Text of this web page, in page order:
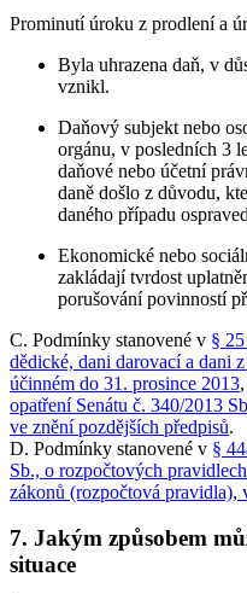
Prominutí úroku z prodlení a
Byla uhrazena daň, v
vznikl.
Daňový subjekt nebo
orgánu, v posledních 3
daňové nebo účetní
daně došlo z důvodu,
daného případu
Ekonomické nebo
zakládají tvrdost
porušování povinností
C. Podmínky stanovené v §
dědické, dani darovací a dani
účinném do 31. prosince 2013
opatření Senátu č. 340/2013
ve znění pozdějších předpisů.
D. Podmínky stanovené v §
Sb., o rozpočtových
zákonů (rozpočtová pravidla),
7. Jakým způsobem
situace